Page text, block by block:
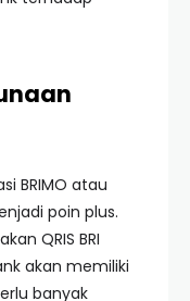
BRIMO atau
poin plus.
QRIS BRI
akan memiliki
banyak